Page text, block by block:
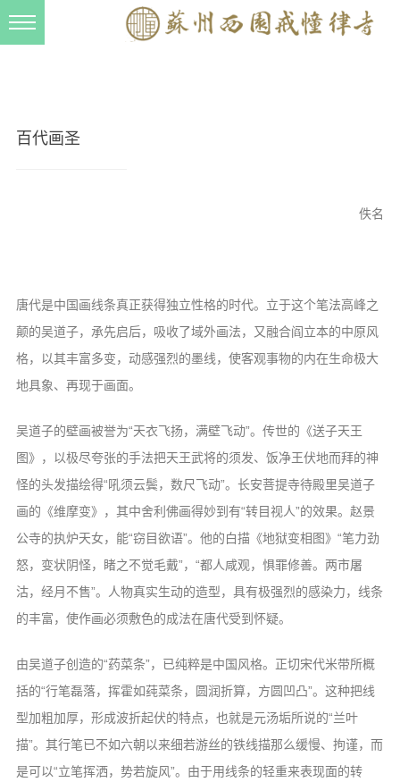
档案管理
道风建设
法音宣流
弘法书籍
助印功德
弘法活动
西园法讯
皈依斋戒
菩提静修营
观自在禅修营
教理研究
学报论集
百代画圣
佚名
唐代是中国画线条真正获得独立性格的时代。立于这个笔法高峰之
颠的吴道子，承先启后，吸收了域外画法，又融合阎立本的中原风
格，以其丰富多变，动感强烈的墨线，使客观事物的内在生命极大
地具象、再现于画面。
吴道子的壁画被誉为“天衣飞扬，满壁飞动”。传世的《送子天王
图》，以极尽夸张的手法把天王武将的须发、饭净王伏地而拜的神
怪的头发描绘得“吼须云鬓，数尺飞动”。长安菩提寺待殿里吴道子
画的《维摩变》，其中舍利佛画得妙到有“转目视人”的效果。赵景
公寺的执炉天女，能“窃目欲语”。他的白描《地狱变相图》“笔力劲
怒，变状阴怪，睹之不觉毛戴”，“都人咸观，惧罪修善。两市屠
沽，经月不售”。人物真实生动的造型，具有极强烈的感染力，线条
的丰富，使作画必须敷色的成法在唐代受到怀疑。
由吴道子创造的“药菜条”，已纯粹是中国风格。正切宋代米带所概
括的“行笔磊落，挥霍如莼菜条，圆润折算，方圆凹凸”。这种把线
型加粗加厚，形成波折起伏的特点，也就是元汤垢所说的“兰叶
描”。其行笔已不如六朝以来细若游丝的铁线描那么缓慢、拘谨，而
是可以“立笔挥洒，势若旋风”。由于用线条的轻重来表现面的转